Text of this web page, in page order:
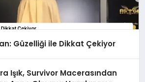
Güzelliği ile Dikkat Çekiyor
Işık, Survivor Macerasından